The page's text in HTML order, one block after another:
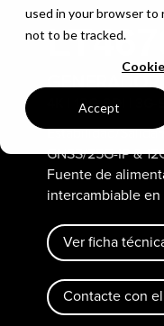
used in your browser to
not to be tracked.
Accept
LT4670
4K | 12G-SDI |
Estabilidad/Salida
GNSS/25G-IP &
Fuente de
intercambiable
Ver ficha
Contacte con